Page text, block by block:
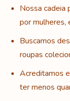
Nossa cadeia
por mulheres,
Buscamos
roupas
Acreditamos
ter menos